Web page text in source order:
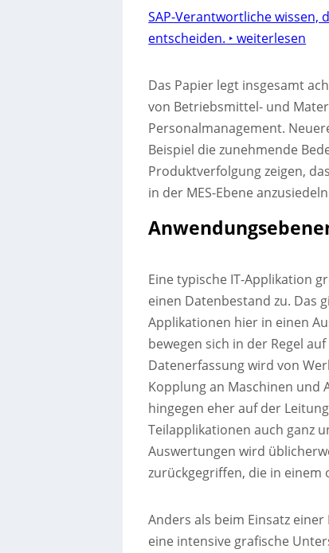
SAP-Verantwortliche wissen,
entscheiden. ‣ weiterlesen
Das Papier legt insgesamt
von Betriebsmittel- und
Personalmanagement.
Beispiel die zunehmende
Produktverfolgung zeigen,
in der MES-Ebene
Eine typische IT-Applikation
einen Datenbestand zu. Das
Applikationen hier in einen
bewegen sich in der Regel
Datenerfassung wird von
Kopplung an Maschinen und
hingegen eher auf der
Teilapplikationen auch ganz
Auswertungen wird
zurückgegriffen, die in
Anders als beim Einsatz
eine intensive grafische